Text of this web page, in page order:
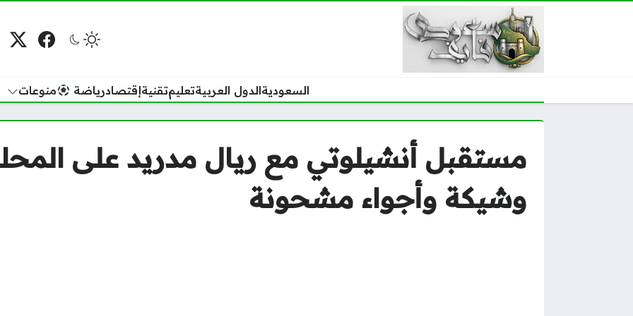
فيسبوك
السعوديةالدول العربيةتعليمتقنيةإقتصادرياضة منوعات
مستقبل أنشيلوتي مع ريال مدريد على
وشيكة وأجواء مشحونة